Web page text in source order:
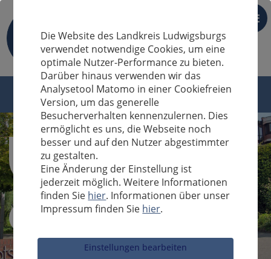
DE
Sucheingabe
Die Website des Landkreis Ludwigsburgs
verwendet notwendige Cookies, um eine
optimale Nutzer-Performance zu bieten.
Darüber hinaus verwenden wir das
Analysetool Matomo in einer Cookiefreien
Version, um das generelle
Besucherverhalten kennenzulernen. Dies
ermöglicht es uns, die Webseite noch
besser und auf den Nutzer abgestimmter
zu gestalten.
Eine Änderung der Einstellung ist
jederzeit möglich. Weitere Informationen
finden Sie hier. Informationen über unser
Impressum finden Sie hier.
Einstellungen bearbeiten